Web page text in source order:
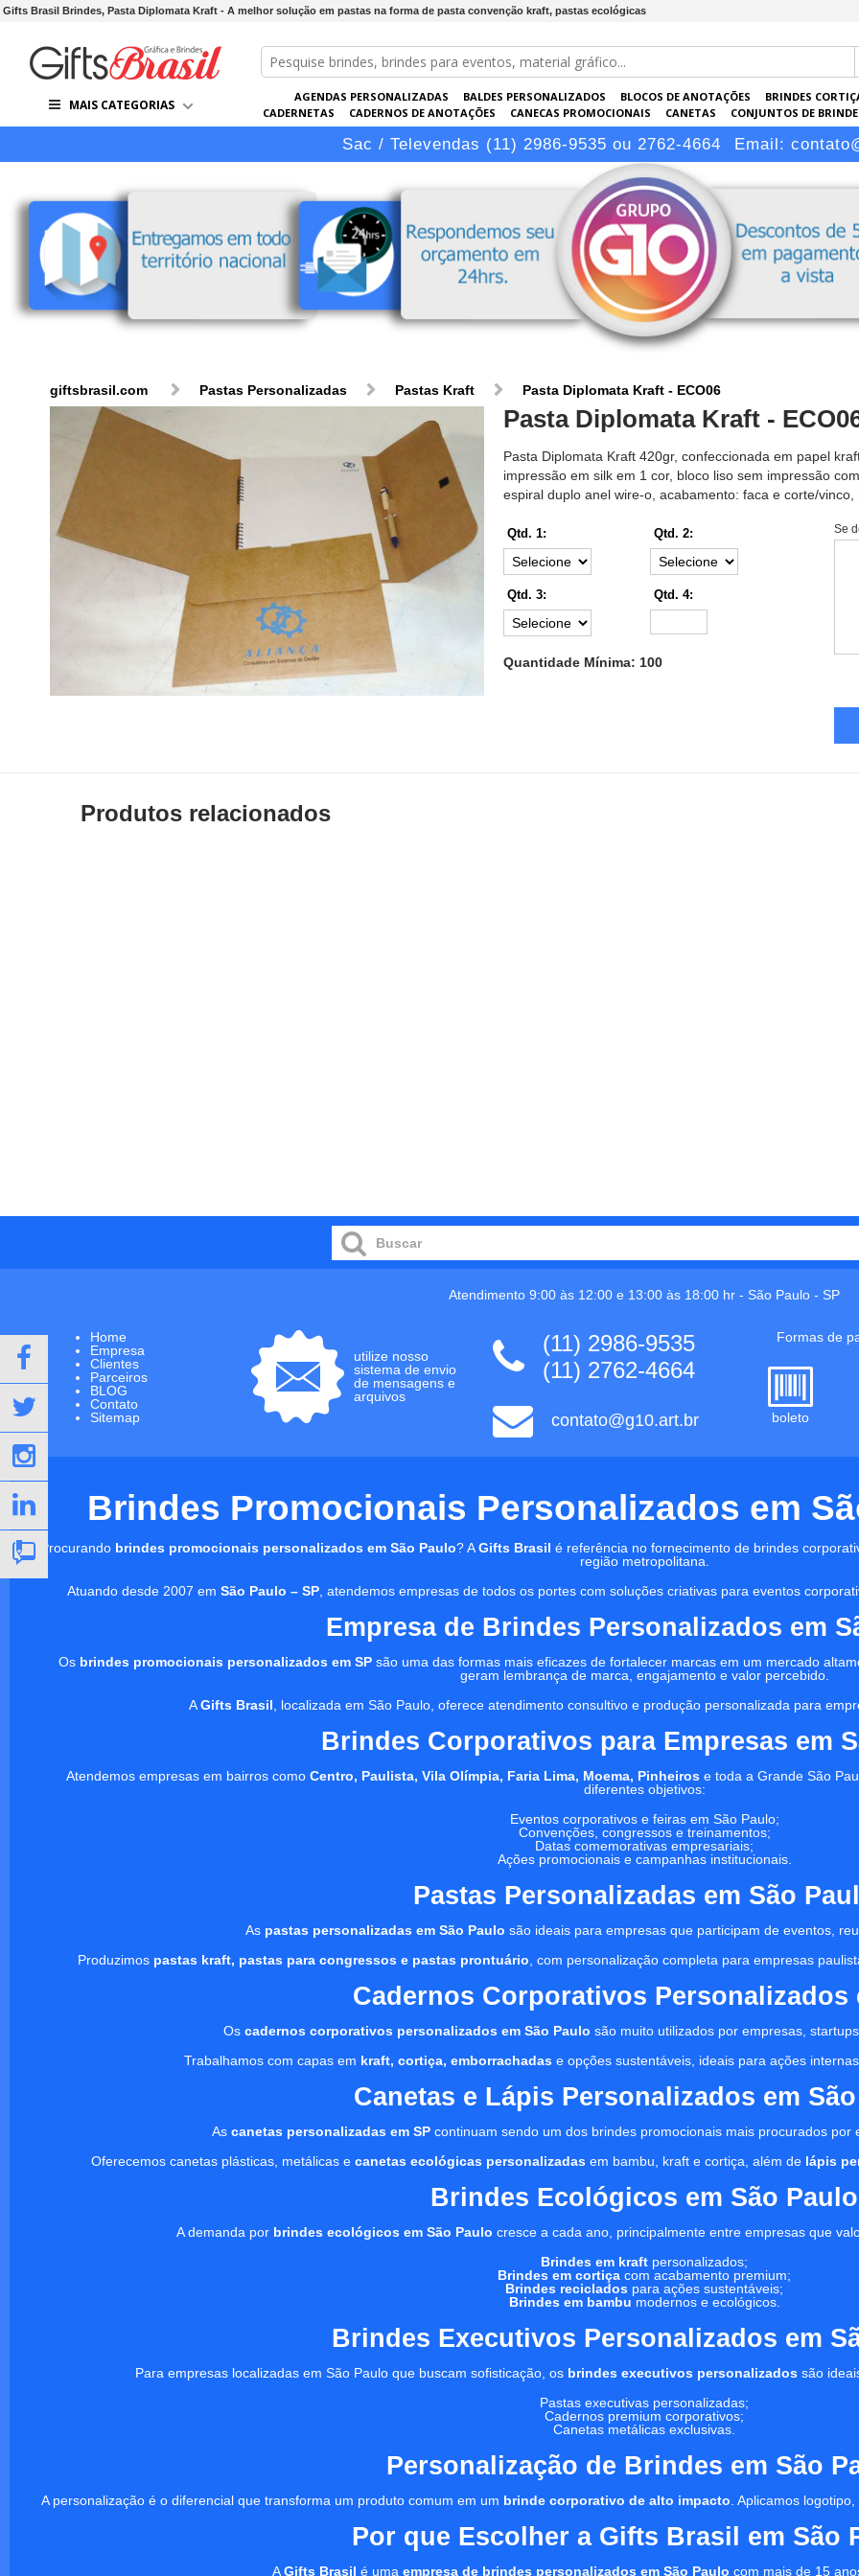
Gifts Brasil Brindes, Pasta Diplomata Kraft - A melhor solução em pastas na forma de pasta convenção kraft, pastas ecológicas
MAIS CATEGORIAS
AGENDAS PERSONALIZADAS BALDES PERSONALIZADOS BLOCOS DE ANOTAÇÕES BRINDES
CADERNETAS
CADERNOS DE ANOTAÇÕES CANECAS PROMOCIONAIS CANETAS CONJUNTOS DE
LÁPIS
LINHA VIP PASTAS KRAFT PASTAS PERSONALIZADAS PEN DRIVES PORTA-CARTÕES
Sac / Televendas (11) 2986-9535 ou 2762-4664 Email:
giftsbrasil.com Pastas Personalizadas Pastas Kraft Pasta Diplomata Kraft - ECO06
Pasta Diplomata Kraft -
Pasta Diplomata Kraft 420gr, confeccionada em papel
impressão em silk em 1 cor, bloco liso sem impressão
espiral duplo anel wire-o, acabamento: faca e corte/
Qtd. 1: Qtd. 2:
Qtd. 3: Qtd. 4:
Quantidade Mínima: 100
Se
Produtos relacionados
Atendimento 9:00 às 12:00 e 13:00 às 18:00 hr - São Paulo - SP
Home
Empresa
Clientes
Parceiros
BLOG
Contato
Sitemap
utilize nosso
sistema de envio
de mensagens e
arquivos
(11) 2986-9535
(11) 2762-4664
contato@g10.art.br
Formas de
boleto
Brindes Promocionais Personalizados em
Procurando brindes promocionais personalizados em São Paulo? AGifts Brasil é referência no fornecimento de brindes
região metropolitana.
Atuando desde 2007 em São Paulo – SP , atendemos empresas de todos os portes com soluções criativas para eventos
Empresa de Brindes Personalizados em
Os brindes promocionais personalizados em SPsão uma das formas mais eficazes de fortalecer marcas em um mercado
geram lembrança de marca, engajamento e valor percebido.
AGifts Brasil , localizada em São Paulo, oferece atendimento consultivo e produção personalizada para
Brindes Corporativos para Empresas em
Atendemos empresas em bairros como Centro, Paulista, Vila Olímpia, Faria Lima, Moema, Pinheirose toda a Grande São
diferentes objetivos:
Eventos corporativos e feiras em São Paulo;
Convenções, congressos e treinamentos;
Datas comemorativas empresariais;
Ações promocionais e campanhas institucionais.
Pastas Personalizadas em São
As pastas personalizadas em São Paulo são ideais para empresas que participam de eventos,
Produzimos pastas kraft, pastas para congressos e pastas prontuário , com personalização completa para empresas
Cadernos Corporativos Personalizados
Os cadernos corporativos personalizados em São Paulo são muito utilizados por empresas,
Trabalhamos com capas em kraft, cortiça, emborrachadase opções sustentáveis, ideais para ações
Canetas e Lápis Personalizados em
As canetas personalizadas em SPcontinuam sendo um dos brindes promocionais mais procurados por
Oferecemos canetas plásticas, metálicas e canetas ecológicas personalizadas em bambu, kraft e cortiça, além de lápis
Brindes Ecológicos em São Paulo
A demanda por brindes ecológicos em São Paulo cresce a cada ano, principalmente entre empresas que
Brindes em kraft personalizados;
Brindes em cortiça com acabamento premium;
Brindes reciclados para ações sustentáveis;
Brindes em bambu modernos e ecológicos.
Brindes Executivos Personalizados em
Para empresas localizadas em São Paulo que buscam sofisticação, os brindes executivos personalizados são
Pastas executivas personalizadas;
Cadernos premium corporativos;
Canetas metálicas exclusivas.
Personalização de Brindes em São
A personalização é o diferencial que transforma um produto comum em um brinde corporativo de alto impacto . Aplicamos
Por que Escolher a Gifts Brasil em São
AGifts Brasil é uma empresa de brindes personalizados em São Paulo com mais de 15